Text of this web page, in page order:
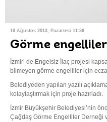
19 Ağustos 2013, Pazartesi 11:38
Görme
İzmir’ de Engelsiz İlaç projesi
bilmeyen görme engelliler için
Belediyeden yapılan yazılı
kolaylaştırmak için proje hazırladı.
İzmir Büyükşehir Belediyesi’nin
Çağdaş Görme Engelliler Derneği